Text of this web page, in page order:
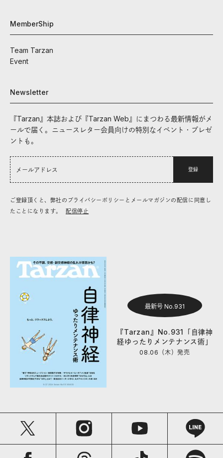
MemberShip
Team Tarzan
Event
Newsletter
『Tarzan』本誌および『Tarzan Web』にまつわる最新情報がメ
ールで届く。ニュースレター会員向けの特別なイベント・プレゼ
ントも。
登録
ご登録頂くと、弊社のプライバシーポリシーとメールマガジンの配信に同意し
たことになります。
配信停止
最新号 No.931
『Tarzan』No.931「自律神
経ゆったりメンテナンス術」
08.06（木）発売